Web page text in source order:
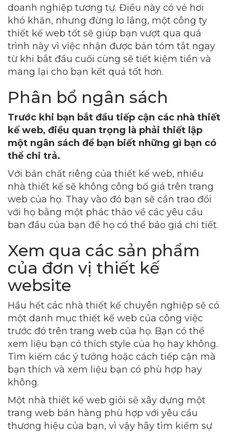
doanh nghiệp tương tự. Điều này có vẻ hơi
khó khăn, nhưng đừng lo lắng, một công ty
thiết kế web tốt sẽ giúp bạn vượt qua quá
trình này vì việc nhận được bản tóm tắt ngay
từ khi bắt đầu cuối cùng sẽ tiết kiệm tiền và
mang lại cho bạn kết quả tốt hơn.
Phân bổ ngân sách
Trước khi bạn bắt đầu tiếp cận các nhà thiết
kế web, điều quan trọng là phải thiết lập
một ngân sách để bạn biết những gì bạn có
thể chi trả.
Với bản chất riêng của thiết kế web, nhiều
nhà thiết kế sẽ không công bố giá trên trang
web của họ. Thay vào đó bạn sẽ cần trao đổi
với họ bằng một phác thảo về các yêu cầu
ban đầu của bạn để họ có thể báo giá chi tiết.
Xem qua các sản phẩm
của đơn vị thiết kế
website
Hầu hết các nhà thiết kế chuyên nghiệp sẽ có
một danh mục thiết kế web của công việc
trước đó trên trang web của họ. Bạn có thể
xem liệu bạn có thích style của họ hay không.
Tìm kiếm các ý tưởng hoặc cách tiếp cận mà
bạn thích và xem liệu bạn có phù hợp hay
không.
Một nhà thiết kế web giỏi sẽ xây dựng một
trang web bán hàng phù hợp với yêu cầu
thương hiệu của bạn, vì vậy hãy tìm kiếm sự